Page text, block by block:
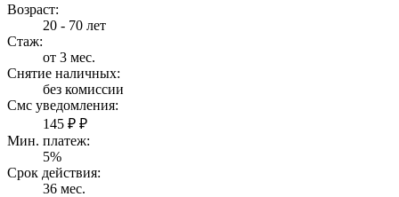
Возраст:
20 - 70 лет
Стаж:
от 3 мес.
Снятие наличных:
без комиссии
Смс уведомления:
145 ₽ ₽
Мин. платеж:
5%
Срок действия:
36 мес.